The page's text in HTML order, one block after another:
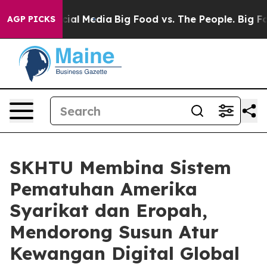
AGP PICKS
on Social Media Big Food vs. The People. Big
SKHTU Membina Sistem
Pematuhan Amerika
Syarikat dan Eropah,
Mendorong Susun Atur
Kewangan Digital Global